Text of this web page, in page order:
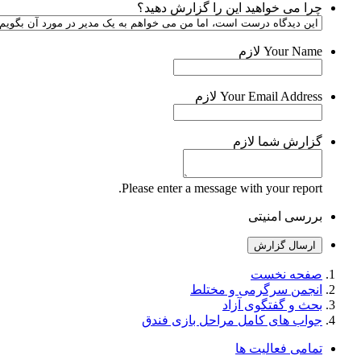
چرا می خواهید این را گزارش دهید؟
Your Name لازم
Your Email Address لازم
گزارش شما لازم
Please enter a message with your report.
بررسی امنیتی
ارسال گزارش
صفحه نخست
انجمن سرگرمی و مختلط
بحث و گفتگوی آزاد
جواب های کامل مراحل بازی فندق
تمامی فعالیت ها